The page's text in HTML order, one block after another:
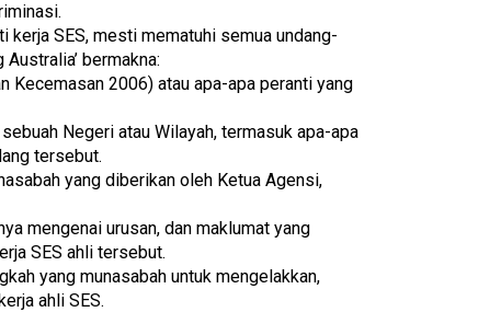
kerja SES, mesti mematuhi semua undang-
bermakna:
Kecemasan 2006) atau apa-apa peranti yang
Negeri atau Wilayah, termasuk apa-apa
tersebut.
yang diberikan oleh Ketua Agensi,
mengenai urusan, dan maklumat yang
SES ahli tersebut.
yang munasabah untuk mengelakkan,
ahli SES.